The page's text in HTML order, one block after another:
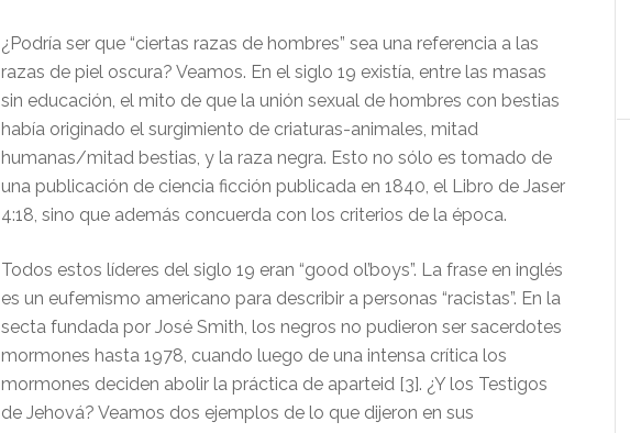
¿Podría ser que “ciertas razas de hombres” sea una referencia a las
razas de piel oscura? Veamos. En el siglo 19 existía, entre las masas
sin educación, el mito de que la unión sexual de hombres con bestias
había originado el surgimiento de criaturas-animales, mitad
humanas/mitad bestias, y la raza negra. Esto no sólo es tomado de
una publicación de ciencia ficción publicada en 1840, el Libro de Jaser
4:18, sino que además concuerda con los criterios de la época.
Todos estos líderes del siglo 19 eran “good ol’boys”. La frase en inglés
es un eufemismo americano para describir a personas “racistas”. En la
secta fundada por José Smith, los negros no pudieron ser sacerdotes
mormones hasta 1978, cuando luego de una intensa crítica los
mormones deciden abolir la práctica de aparteid [3]. ¿Y los Testigos
de Jehová? Veamos dos ejemplos de lo que dijeron en sus